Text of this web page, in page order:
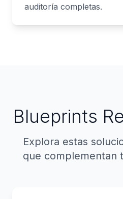
auditoría completas.
Blueprints
Explora estas
que complementan